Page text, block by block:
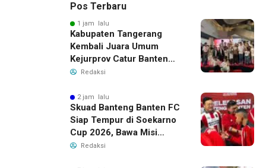
Pos Terbaru
1 jam lalu
Kabupaten Tangerang
Kembali Juara Umum
Kejurprov Catur Banten
2026, Raih 24 Medali
Redaksi
2 jam lalu
Skuad Banteng Banten FC
Siap Tempur di Soekarno
Cup 2026, Bawa Misi
Harumkan Nama Banten
Redaksi